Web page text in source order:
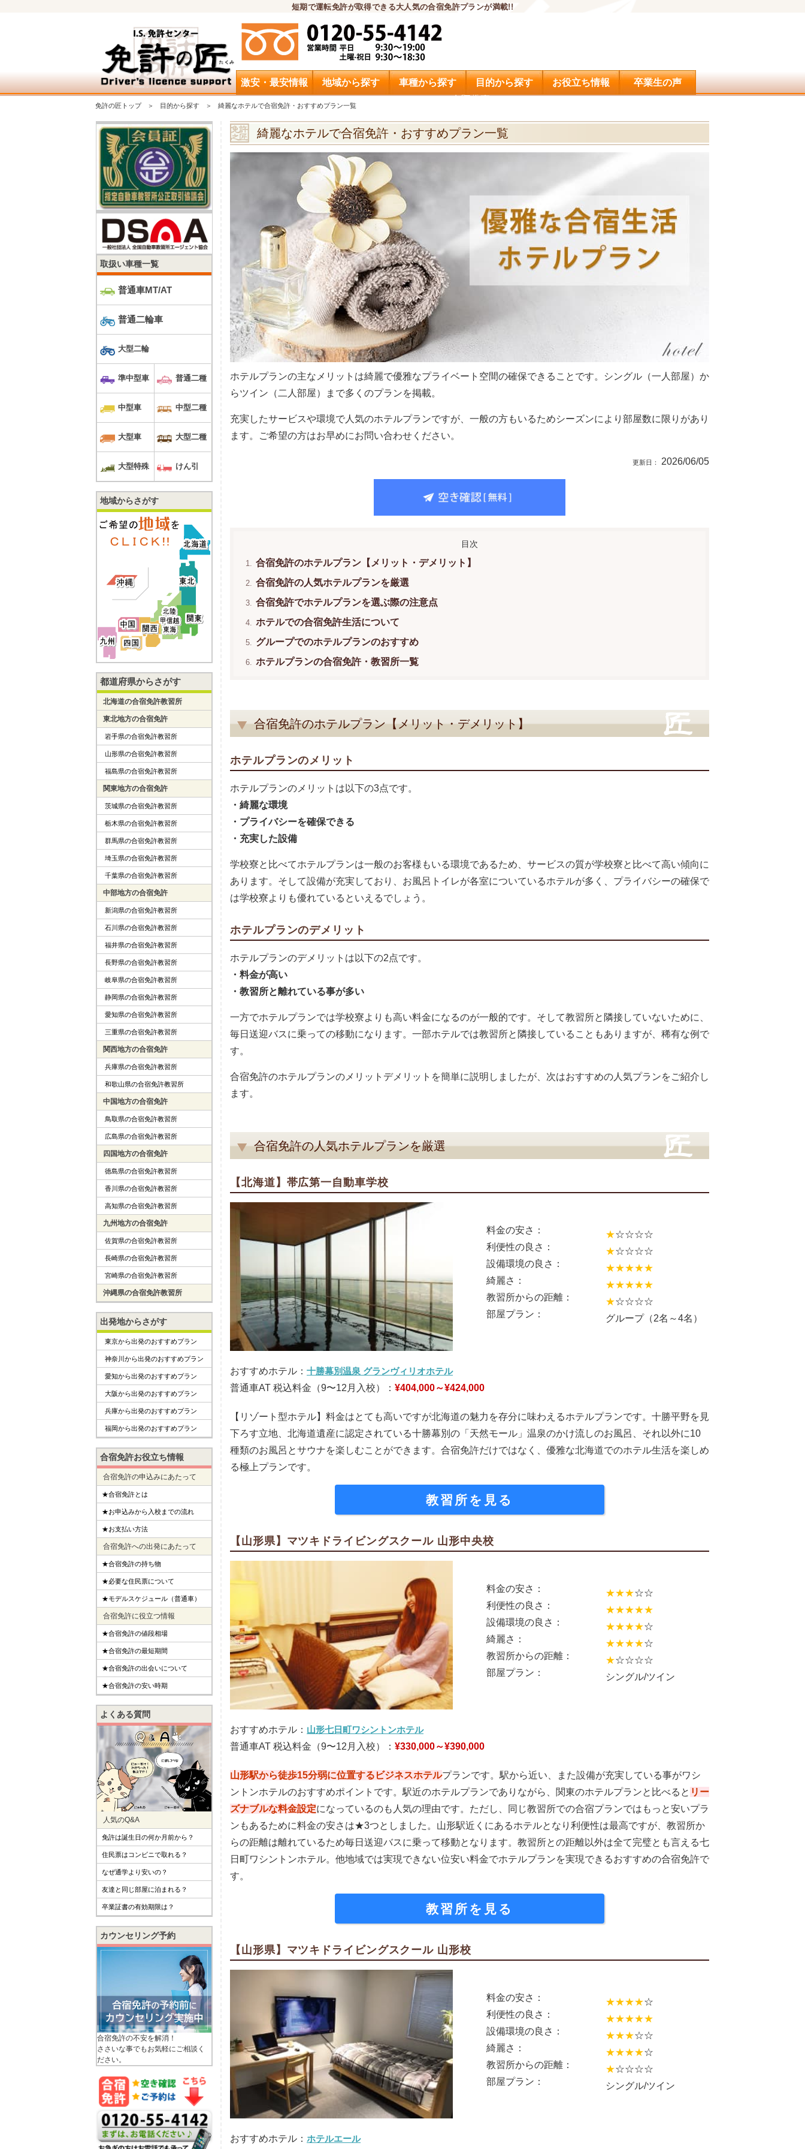
短期で運転免許が取得できる大人気の合宿免許プランが満載!!
問合せ
激安・最安情報 地域から探す 車種から探す 目的から探す お役立ち情報 卒業生の声
免許の匠トップ 目的から探す 綺麗なホテルで合宿免許・おすすめプラン一覧
綺麗なホテルで合宿免許・おすすめプラン一覧
ホテルプランの主なメリットは綺麗で優雅なプライベート空間の確保できることです。シングル（一人部屋）か
らツイン（二人部屋）まで多くのプランを掲載。
充実したサービスや環境で人気のホテルプランですが、一般の方もいるためシーズンにより部屋数に限りがあり
ます。ご希望の方はお早めにお問い合わせください。
2026/06/05
合宿免許のホテルプラン【メリット・デメリット】
合宿免許の人気ホテルプランを厳選
合宿免許でホテルプランを選ぶ際の注意点
ホテルでの合宿免許生活について
グループでのホテルプランのおすすめ
ホテルプランの合宿免許・教習所一覧
合宿免許のホテルプラン【メリット・デメリット】
ホテルプランのメリット
ホテルプランのメリットは以下の3点です。
・綺麗な環境
・プライバシーを確保できる
・充実した設備
学校寮と比べてホテルプランは一般のお客様もいる環境であるため、サービスの質が学校寮と比べて高い傾向に
あります。そして設備が充実しており、お風呂トイレが各室についているホテルが多く、プライバシーの確保で
は学校寮よりも優れているといえるでしょう。
ホテルプランのデメリット
ホテルプランのデメリットは以下の2点です。
・料金が高い
・教習所と離れている事が多い
一方でホテルプランでは学校寮よりも高い料金になるのが一般的です。そして教習所と隣接していないために、
毎日送迎バスに乗っての移動になります。一部ホテルでは教習所と隣接していることもありますが、稀有な例で
す。
合宿免許のホテルプランのメリットデメリットを簡単に説明しましたが、次はおすすめの人気プランをご紹介し
ます。
合宿免許の人気ホテルプランを厳選
【北海道】帯広第一自動車学校
料金の安さ：
利便性の良さ：
設備環境の良さ：
綺麗さ：
教習所からの距離：
部屋プラン：
★☆☆☆☆
★☆☆☆☆
★★★★★
★★★★★
★☆☆☆☆
グループ（2名～4名）
おすすめホテル： 十勝幕別温泉 グランヴィリオホテル
普通車AT 税込料金（9〜12月入校）： ¥404,000～¥424,000
【リゾート型ホテル】料金はとても高いですが北海道の魅力を存分に味わえるホテルプランです。十勝平野を見
下ろす立地、北海道遺産に認定されている十勝幕別の「天然モール」温泉のかけ流しのお風呂、それ以外に10
種類のお風呂とサウナを楽しむことができます。合宿免許だけではなく、優雅な北海道でのホテル生活を楽しめ
る極上プランです。
教習所を見る
【山形県】マツキドライビングスクール 山形中央校
料金の安さ：
利便性の良さ：
設備環境の良さ：
綺麗さ：
教習所からの距離：
部屋プラン：
★★★☆☆
★★★★★
★★★★☆
★★★★☆
★☆☆☆☆
シングル/ツイン
おすすめホテル： 山形七日町ワシントンホテル
普通車AT 税込料金（9〜12月入校）： ¥330,000～¥390,000
山形駅から徒歩15分弱に位置するビジネスホテルプランです。駅から近い、また設備が充実している事がワシ
ントンホテルのおすすめポイントです。駅近のホテルプランでありながら、関東のホテルプランと比べると リー
ズナブルな料金設定になっているのも人気の理由です。ただし、同じ教習所での合宿プランではもっと安いプラ
ンもあるために料金の安さは★3つとしました。山形駅近くにあるホテルとなり利便性は最高ですが、教習所か
らの距離は離れているため毎日送迎バスに乗って移動となります。教習所との距離以外は全て完璧とも言える七
日町ワシントンホテル。他地域では実現できない位安い料金でホテルプランを実現できるおすすめの合宿免許で
す。
教習所を見る
【山形県】マツキドライビングスクール 山形校
料金の安さ：
利便性の良さ：
設備環境の良さ：
綺麗さ：
教習所からの距離：
部屋プラン：
★★★★☆
★★★★★
★★★☆☆
★★★★☆
★☆☆☆☆
シングル/ツイン
おすすめホテル： ホテルエール
取扱い車種一覧
普通車MT/AT
普通二輪車
大型二輪
準中型車 普通二種
中型車 中型二種
大型車 大型二種
大型特殊 けん引
地域からさがす
都道府県からさがす
北海道の合宿免許教習所
東北地方の合宿免許
岩手県の合宿免許教習所
山形県の合宿免許教習所
福島県の合宿免許教習所
関東地方の合宿免許
茨城県の合宿免許教習所
栃木県の合宿免許教習所
群馬県の合宿免許教習所
埼玉県の合宿免許教習所
千葉県の合宿免許教習所
中部地方の合宿免許
新潟県の合宿免許教習所
石川県の合宿免許教習所
福井県の合宿免許教習所
長野県の合宿免許教習所
岐阜県の合宿免許教習所
静岡県の合宿免許教習所
愛知県の合宿免許教習所
三重県の合宿免許教習所
関西地方の合宿免許
兵庫県の合宿免許教習所
和歌山県の合宿免許教習所
中国地方の合宿免許
鳥取県の合宿免許教習所
広島県の合宿免許教習所
四国地方の合宿免許
徳島県の合宿免許教習所
香川県の合宿免許教習所
高知県の合宿免許教習所
九州地方の合宿免許
佐賀県の合宿免許教習所
長崎県の合宿免許教習所
宮崎県の合宿免許教習所
沖縄県の合宿免許教習所
出発地からさがす
東京から出発のおすすめプラン
神奈川から出発のおすすめプラン
愛知から出発のおすすめプラン
大阪から出発のおすすめプラン
兵庫から出発のおすすめプラン
福岡から出発のおすすめプラン
合宿免許お役立ち情報
合宿免許の申込みにあたって
★合宿免許とは
★お申込みから入校までの流れ
★お支払い方法
合宿免許への出発にあたって
★合宿免許の持ち物
★必要な住民票について
★モデルスケジュール（普通車）
合宿免許に役立つ情報
★合宿免許の値段相場
★合宿免許の最短期間
★合宿免許の出会いについて
★合宿免許の安い時期
よくある質問
人気のQ&A
免許は誕生日の何か月前から？
住民票はコンビニで取れる？
なぜ通学より安いの？
友達と同じ部屋に泊まれる？
卒業証書の有効期限は？
カウンセリング予約
合宿免許の不安を解消！
ささいな事でもお気軽にご相談く
ださい。